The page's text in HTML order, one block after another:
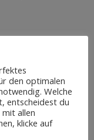
den optimalen
Welche
entscheidest du
allen
klicke auf